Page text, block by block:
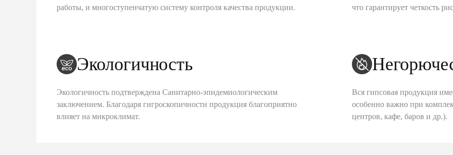
работы, и многоступенчатую систему контроля качества продукции.
что гарантирует четкость
Экологичность
Экологичность подтверждена Санитарно-эпидемиологическим
заключением. Благодаря гигроскопичности продукция благоприятно
влияет на микроклимат.
Вся гипсовая продукция
особенно важно при
центров, кафе, баров и др.).